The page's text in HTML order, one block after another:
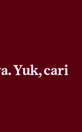
Yuk, cari